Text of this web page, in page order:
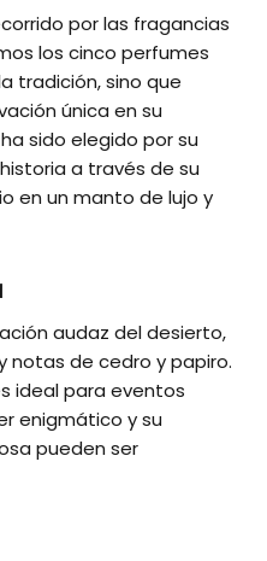
por las fragancias
los cinco perfumes
tradición, sino que
única en su
sido elegido por su
a través de su
en un manto de lujo y
audaz del desierto,
notas de cedro y papiro.
ideal para eventos
enigmático y su
pueden ser